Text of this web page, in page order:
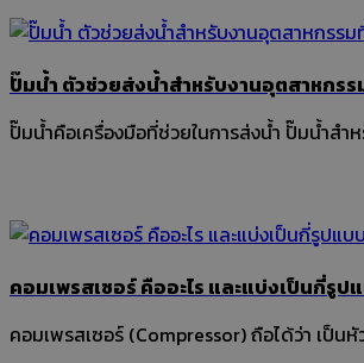
ปั๊มน้ำ ตัวช่วยส่งน้ำสำหรับงานอุตสาหกร
ปั๊มน้ำคือเครื่องมือที่ช่วยในการส่งน้ำ ปั๊มน้ำส
คอมเพรสเซอร์ คืออะไร และแบ่งเป็นกี่รูป
คอมเพรสเซอร์ (Compressor) ถือได้ว่า เป็น